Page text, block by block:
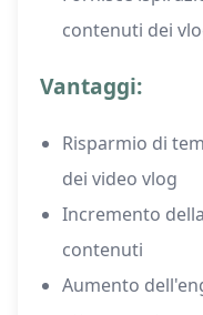
contenuti dei
Vantaggi:
Risparmio di
dei video vlog
Incremento
contenuti
Aumento